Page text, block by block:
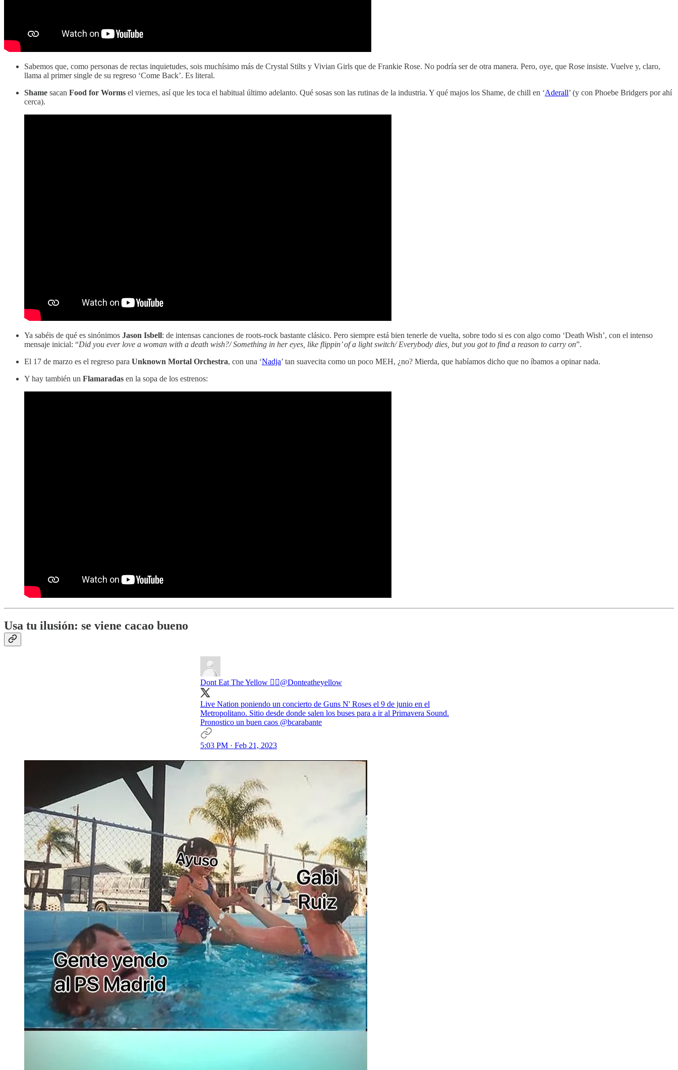
Sabemos que, como personas de rectas inquietudes, sois muchísimo más de Crystal Stilts y Vivian Girls que de Frankie Rose. No podría ser de otra manera. Pero, oye, que Rose insiste. Vuelve y, claro,
llama al primer single de su regreso ‘Come Back’. Es literal.
Shame sacan Food for Worms el viernes, así que les toca el habitual último adelanto. Qué sosas son las rutinas de la industria. Y qué majos los Shame, de chill en ‘Aderall’ (y con Phoebe Bridgers por ahí
cerca).
Ya sabéis de qué es sinónimos Jason Isbell: de intensas canciones de roots-rock bastante clásico. Pero siempre está bien tenerle de vuelta, sobre todo si es con algo como ‘Death Wish’, con el intenso
mensaje inicial: “Did you ever love a woman with a death wish?/ Something in her eyes, like flippin’ of a light switch/ Everybody dies, but you got to find a reason to carry on”.
El 17 de marzo es el regreso para Unknown Mortal Orchestra, con una ‘Nadja’ tan suavecita como un poco MEH, ¿no? Mierda, que habíamos dicho que no íbamos a opinar nada.
Y hay también un Flamaradas en la sopa de los estrenos:
Usa tu ilusión: se viene cacao bueno
Dont Eat The Yellow 🏳️‍🌈@Donteatheyellow
Live Nation poniendo un concierto de Guns N' Roses el 9 de junio en el
Metropolitano. Sitio desde donde salen los buses para a ir al Primavera Sound.
Pronostico un buen caos @bcarabante
5:03 PM · Feb 21, 2023